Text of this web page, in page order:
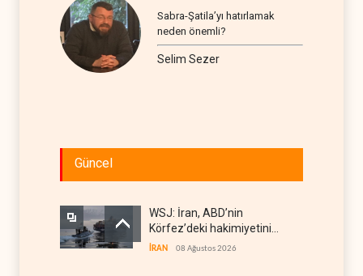
Sabra-Şatila’yı hatırlamak
neden önemli?
Selim Sezer
Güncel
WSJ: İran, ABD’nin
Körfez’deki hakimiyetini
sona erdiriyor
İRAN 08 Ağustos 2026